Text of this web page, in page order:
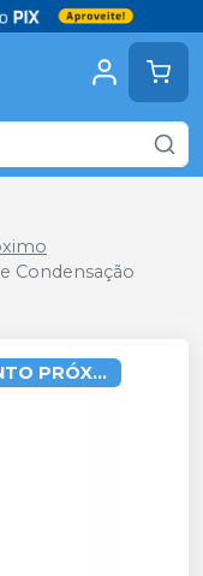
Condensação
VENCIMENTO PRÓXIMO